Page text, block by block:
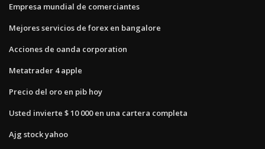
Empresa mundial de comerciantes
Mejores servicios de forex en bangalore
Acciones de oanda corporation
Metatrader 4 apple
Precio del oro en pib hoy
Usted invierte $ 10 000 en una cartera completa
Ajg stock yahoo